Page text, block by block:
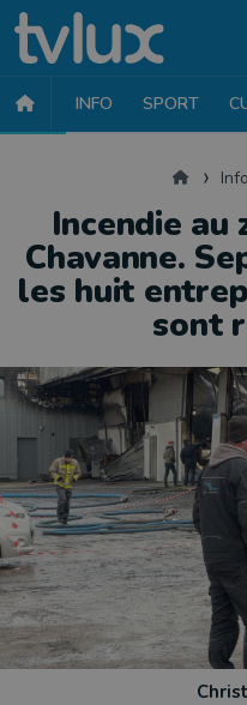
INFO SPORT
AccueilInfo
Incendie au
Chavanne.
les huit
sont